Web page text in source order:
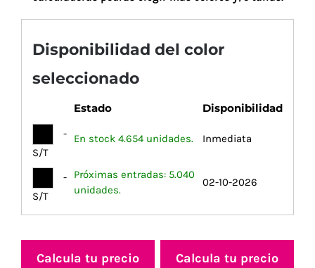
Disponibilidad del color
seleccionado
Estado Disponibilidad
-
S/T
En stock 4.654 unidades. Inmediata
-
S/T
Próximas entradas: 5.040
unidades.
02-10-2026
Calcula tu precio
Calcula tu precio